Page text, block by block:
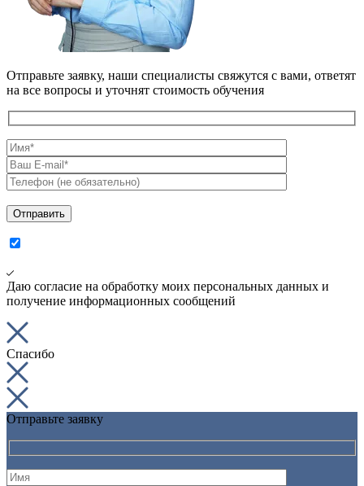
Отправьте заявку, наши специалисты свяжутся с вами, ответят
на все вопросы и уточнят стоимость обучения
Даю согласие на обработку моих персональных данных и
получение информационных сообщений
Спасибо
Отправьте заявку